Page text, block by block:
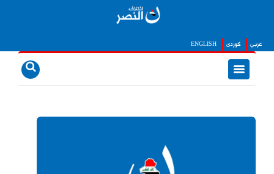
ENGLISH كوردى عربي